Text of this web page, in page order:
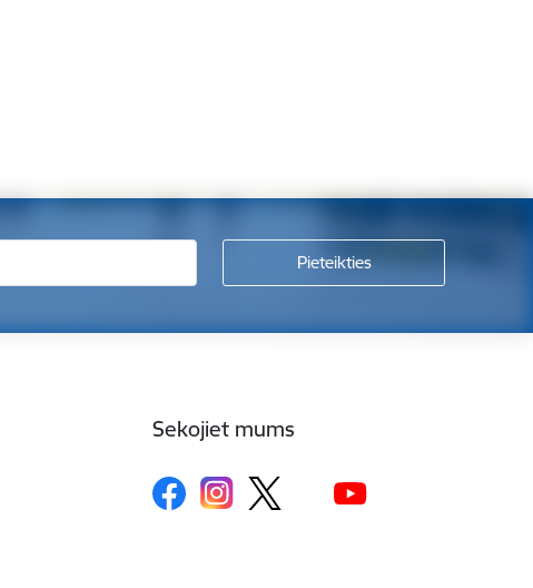
Sekojiet mums